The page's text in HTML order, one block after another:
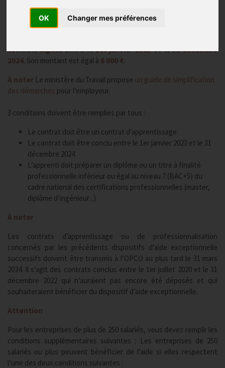
OK Changer mes préférences
Actualité 2026
30/01/2024
contrats signés entre le 1er janvier 2023 et le 31 décembre
2024. Son montant est égal à 6 000 €.
À noter Le ministère du Travail propose un guide de simplification
des démarches pour l’employeur.
3 conditions doivent être remplies par tous :
Le contrat doit être un contrat d’apprentissage
Le contrat doit être conclu entre le 1er janvier 2023 et le 31
décembre 2024
L’apprenti doit préparer un diplôme ou un titre à finalité
professionnelle inférieur ou égal au niveau 7 (BAC+5) du
cadre national des certifications professionnelles (master,
diplôme d’ingénieur...)
À noter
Les contrats d’apprentissage ou de professionnalisation
concernés par les précédents dispositifs d’aide exceptionnelle
successifs doivent être transmis à l’OPCO au plus tard le 31 mars
2024. Il s’agit des contrats conclus entre le 1er juillet 2020 et le 31
décembre 2022 qui n’auraient pas encore été déposés et qui
souhaiteraient bénéficier du dispositif d’aide exceptionnelle.
Attention
Pour les entreprises de plus de 250 salariés, vous devez remplir les
conditions supplémentaires suivantes : Les entreprises de 250
salariés ou plus peuvent bénéficier de l’aide si elles respectent
l’une des deux conditions suivantes :